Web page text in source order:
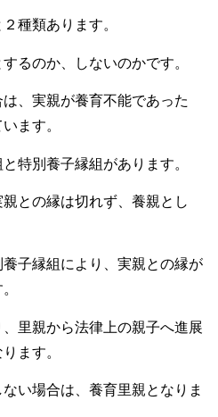
種類あります。
るのか、しないのかです。
、実親が養育不能であった
ます。
特別養子縁組があります。
との縁は切れず、養親とし
子縁組により、実親との縁が
里親から法律上の親子へ進展
ます。
い場合は、養育里親となりま